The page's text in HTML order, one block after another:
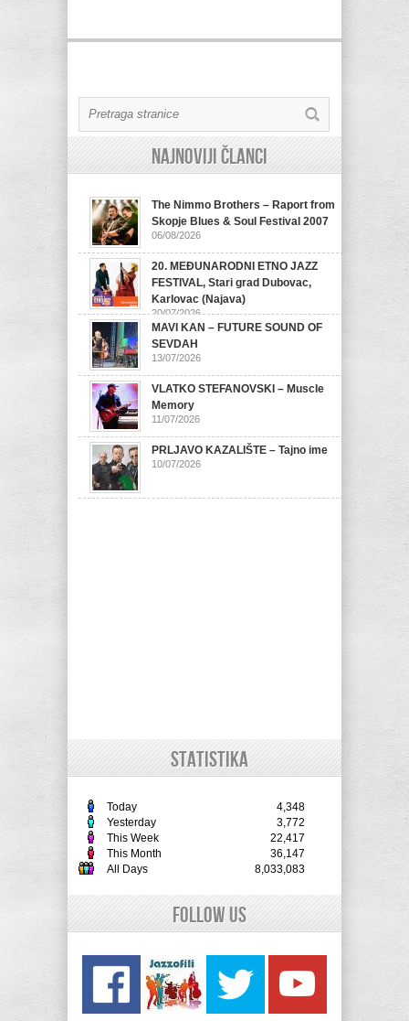
Najnoviji članci
The Nimmo Brothers – Raport from
Skopje Blues & Soul Festival 2007
06/08/2026
20. MEĐUNARODNI ETNO JAZZ
FESTIVAL, Stari grad Dubovac,
Karlovac (Najava)
20/07/2026
MAVI KAN – FUTURE SOUND OF
SEVDAH
13/07/2026
VLATKO STEFANOVSKI – Muscle
Memory
11/07/2026
PRLJAVO KAZALIŠTE – Tajno ime
10/07/2026
STATISTIKA
Today
4,348
Yesterday
3,772
This Week
22,417
This Month
36,147
All Days
8,033,083
Follow Us